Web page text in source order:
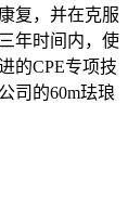
复，并在克服
年时间内，使
的CPE专项技
司的60m珐琅